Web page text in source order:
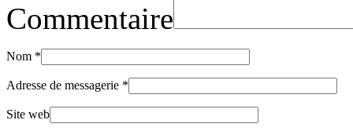
Commentaire
Nom *
Adresse de messagerie *
Site web